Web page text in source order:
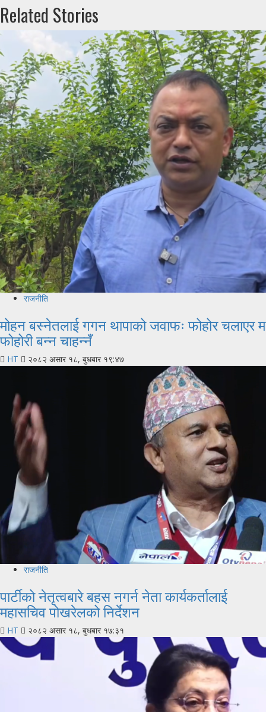
Related Stories
राजनीति
मोहन बस्नेतलाई गगन थापाको जवाफः फोहोर चलाएर म
फोहोरी बन्न चाहन्नँ
HT २०८२ असार १८, बुधबार १९:४७
राजनीति
पार्टीको नेतृत्वबारे बहस नगर्न नेता कार्यकर्तालाई
महासचिव पोखरेलको निर्देशन
HT २०८२ असार १८, बुधबार १७:३१